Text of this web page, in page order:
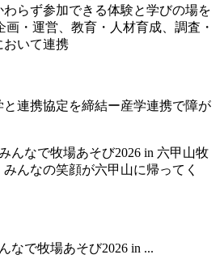
と連携協定を締結ー産学連携で障が
なで牧場あそび2026 in ...